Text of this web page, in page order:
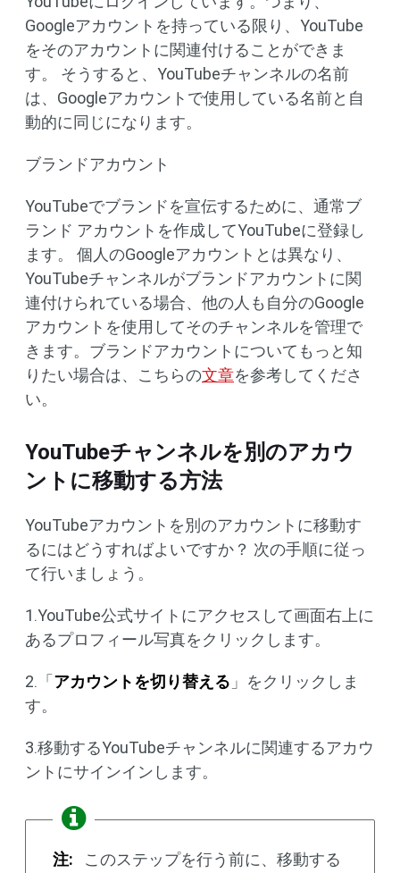
Googleアカウントを持っている限り、YouTube
をそのアカウントに関連付けることができま
す。 そうすると、YouTubeチャンネルの名前
は、Googleアカウントで使用している名前と自
動的に同じになります。
ブランドアカウント
YouTubeでブランドを宣伝するために、通常ブ
ランド アカウントを作成してYouTubeに登録し
ます。 個人のGoogleアカウントとは異なり、
YouTubeチャンネルがブランドアカウントに関
連付けられている場合、他の人も自分のGoogle
アカウントを使用してそのチャンネルを管理で
きます。ブランドアカウントについてもっと知
りたい場合は、こちらの文章を参考してくださ
い。
YouTubeチャンネルを別のアカウ
ントに移動する方法
YouTubeアカウントを別のアカウントに移動す
るにはどうすればよいですか？ 次の手順に従っ
て行いましょう。
1.YouTube公式サイトにアクセスして画面右上に
あるプロフィール写真をクリックします。
2.「 アカウントを切り替える 」をクリックしま
す。
3.移動するYouTubeチャンネルに関連するアカウ
ントにサインインします。
注:
このステップを行う前に、移動する